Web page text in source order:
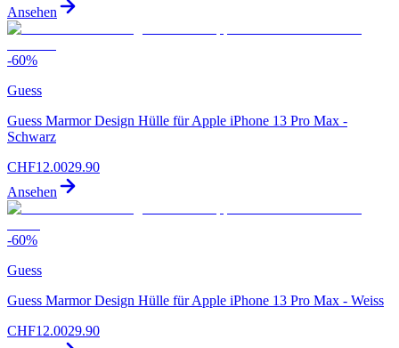
Ansehen
-60%
Guess
Guess Marmor Design Hülle für Apple iPhone 13 Pro Max -
Schwarz
CHF12.0029.90
Ansehen
-60%
Guess
Guess Marmor Design Hülle für Apple iPhone 13 Pro Max - Weiss
CHF12.0029.90